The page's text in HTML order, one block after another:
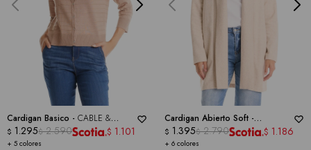
Cardigan Basico - CABLE &
GAUGE
+ 5 colores
$ 1.295$ 2.590 $ 1.101
Cardigan Abierto Soft -
DICTIONARY
+ 6 colores
$ 1.395$ 2.790 $ 1.186